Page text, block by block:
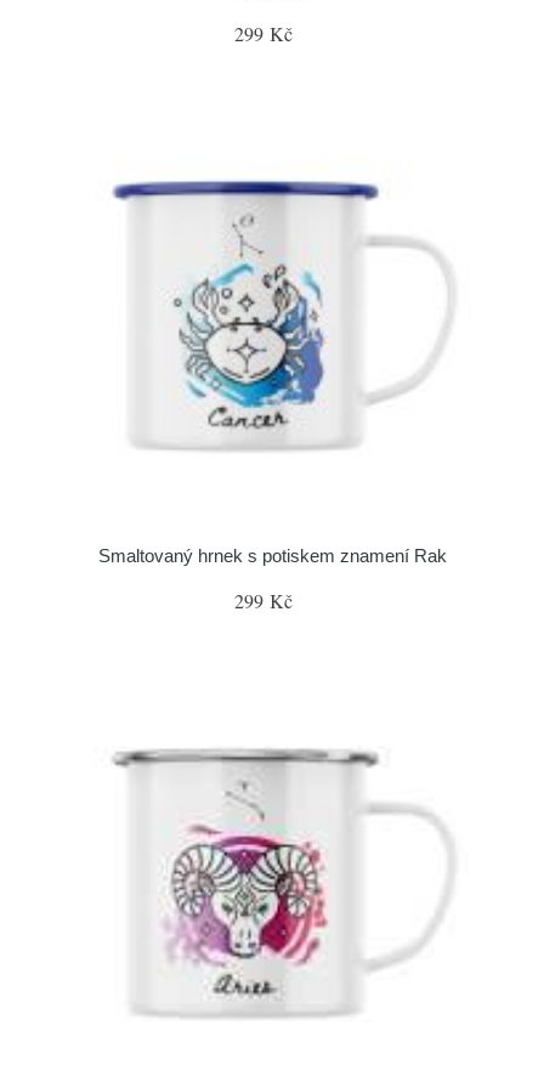
299 Kč
Smaltovaný hrnek s potiskem znamení Rak
299 Kč